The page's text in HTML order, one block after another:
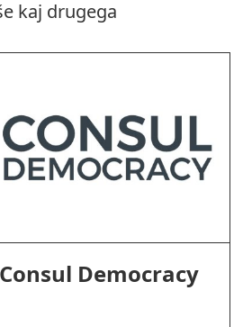
kaj drugega
Democracy